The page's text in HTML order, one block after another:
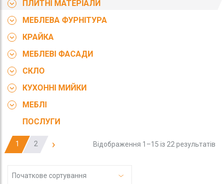
ПЛИТНІ МАТЕРІАЛИ
МЕБЛЕВА ФУРНІТУРА
КРАЙКА
МЕБЛЕВІ ФАСАДИ
СКЛО
КУХОННІ МИЙКИ
МЕБЛІ
ПОСЛУГИ
1 2 › Відображення 1–15 із 22 результатів
Початкове сортування